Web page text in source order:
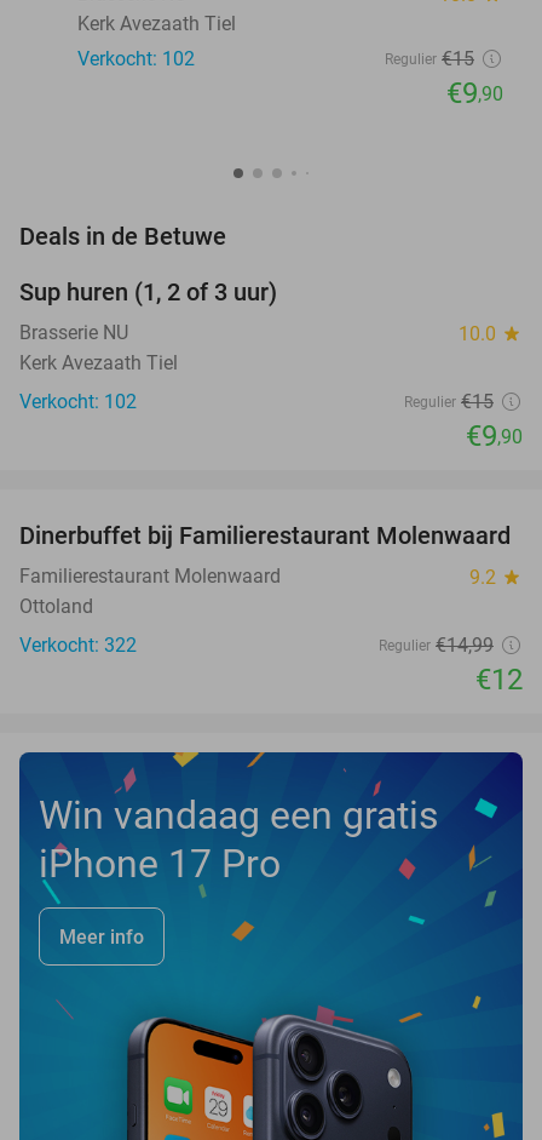
Kerk Avezaath Tiel
Verkocht: 102
Regulier €15
€9,90
Deals in de Betuwe
Sup huren (1, 2 of 3 uur)
Brasserie NU 10.0 star
Kerk Avezaath Tiel
Verkocht: 102
Regulier €15
€9,90
20%
Dinerbuffet bij Familierestaurant Molenwaard
Familierestaurant Molenwaard 9.2 star
Ottoland
Verkocht: 322
Regulier €14,99
€12
Win vandaag een gratis
iPhone 17 Pro
Meer info